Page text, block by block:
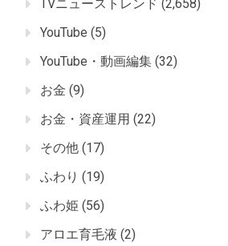
TVニューストレンド (2,658)
YouTube (5)
YouTube・動画編集 (32)
お金 (9)
お金・資産運用 (22)
その他 (17)
ふわり (19)
ふわ姫 (56)
アロエ育毛液 (2)